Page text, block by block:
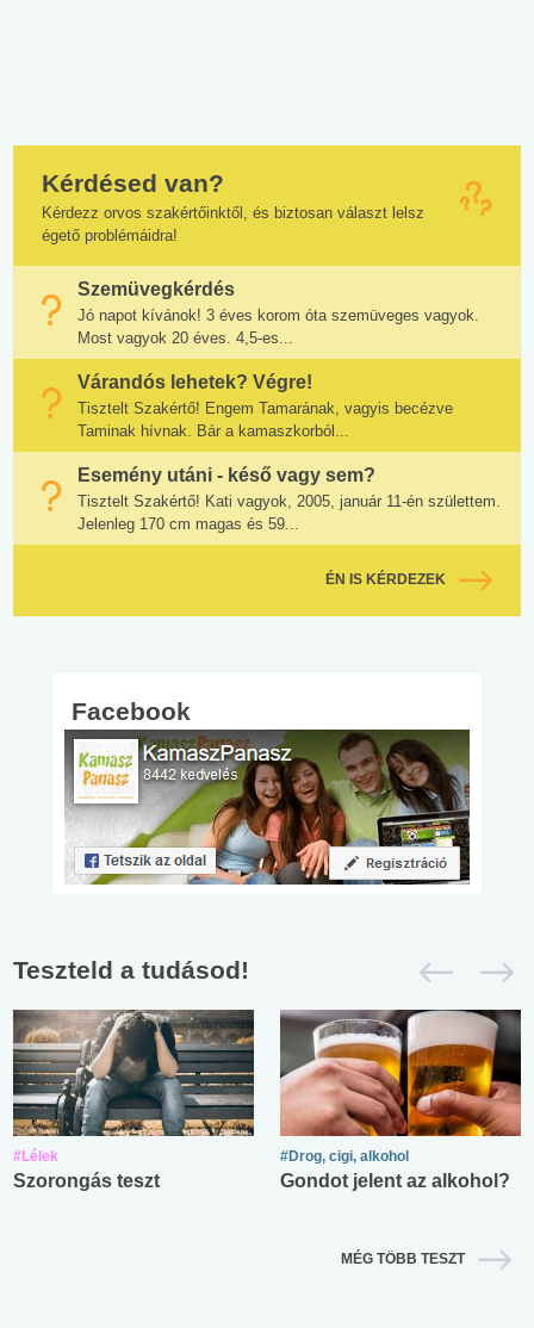
Kérdésed van?
Kérdezz orvos szakértőinktől, és biztosan választ lelsz
égető problémáidra!
Szemüvegkérdés
Jó napot kívánok! 3 éves korom óta szemüveges vagyok.
Most vagyok 20 éves. 4,5-es...
Várandós lehetek? Végre!
Tisztelt Szakértő! Engem Tamarának, vagyis becézve
Taminak hívnak. Bár a kamaszkorból...
Esemény utáni - késő vagy sem?
Tisztelt Szakértő! Kati vagyok, 2005, január 11-én születtem.
Jelenleg 170 cm magas és 59...
ÉN IS KÉRDEZEK
Facebook
Teszteld a tudásod!
#Lélek
Szorongás teszt
#Drog, cigi, alkohol
Gondot jelent az alkohol?
MÉG TÖBB TESZT